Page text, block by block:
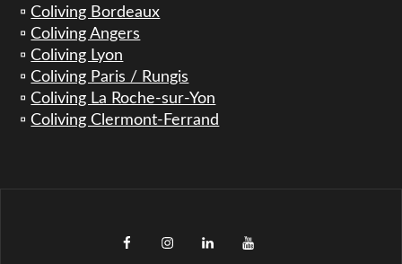
▫️Coliving Bordeaux
▫️Coliving Angers
▫️Coliving Lyon
▫️Coliving Paris / Rungis
▫️Coliving La Roche-sur-Yon
▫️Coliving Clermont-Ferrand
facebookinstagramLinkedInYouTube